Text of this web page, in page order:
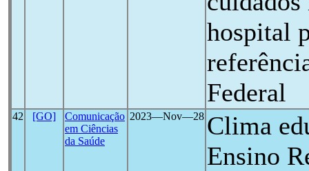
hospital
Federal
42 [GO]
Comunicação
em Ciências
da Saúde
2023―Nov―28 Clima
Ensino